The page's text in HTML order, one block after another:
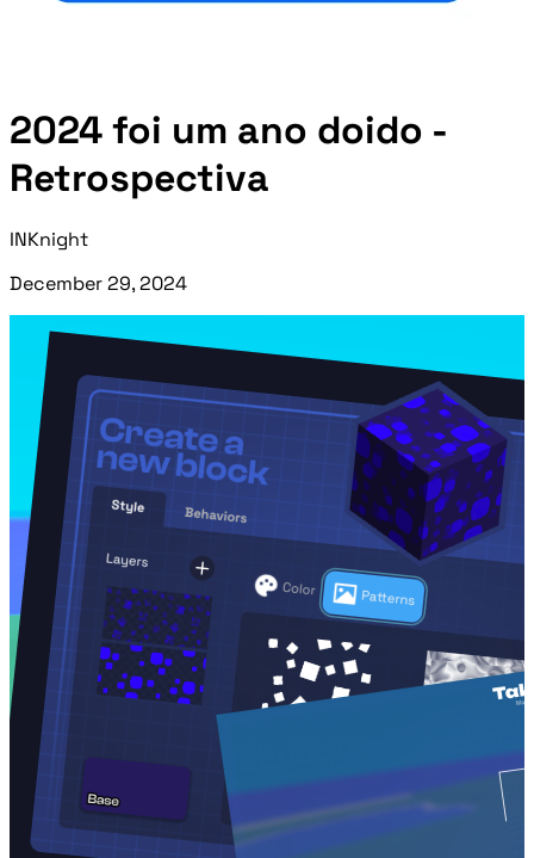
2024 foi um ano doido -
Retrospectiva
INKnight
December 29, 2024